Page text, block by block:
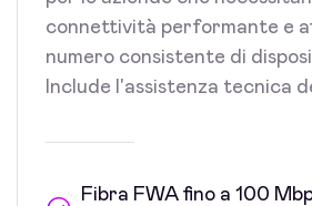
connettività performante e
numero consistente di
Include l'assistenza tecnica
Fibra FWA fino a 100